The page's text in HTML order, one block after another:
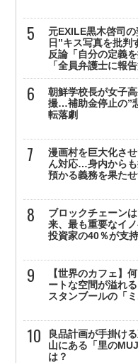
元EXILE黒木啓司
日”キス写真を批判
反論「自分の定義
「全員弁護士に報告
朝鮮学校長が女子
撮…補助金停止の”
転落劇
漫画村を巨大化さ
ん対応…身内から
預かる義務を果たせ
ブロックチェーン
来、最も重要なイ
投資家の40％が支持
【世界のカフェ】
ートな空間が溢れ
スタンブールの「
良品計画が手掛け
山にある「里の
は？